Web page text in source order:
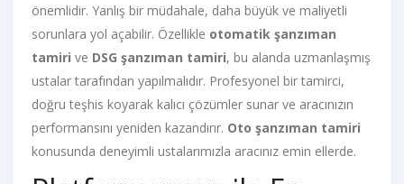
önemlidir. Yanlış bir müdahale, daha büyük ve maliyetli
sorunlara yol açabilir. Özellikle otomatik şanzıman
tamiri ve DSG şanzıman tamiri, bu alanda uzmanlaşmış
ustalar tarafından yapılmalıdır. Profesyonel bir tamirci,
doğru teşhis koyarak kalıcı çözümler sunar ve aracınızın
performansını yeniden kazandırır. Oto şanzıman tamiri
konusunda deneyimli ustalarımızla aracınız emin ellerde.